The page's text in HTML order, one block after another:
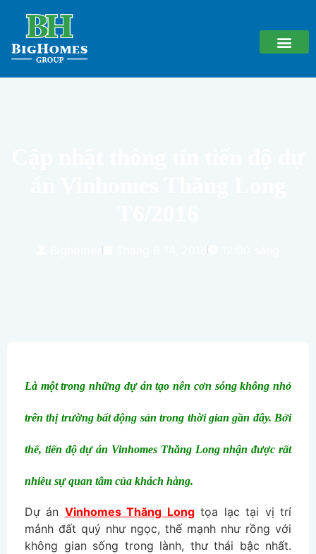
Là một trong những dự án tạo nên cơn sóng không nhỏ
trên thị trường bất động sản trong thời gian gần đây. Bởi
thế, tiến độ dự án Vinhomes Thăng Long nhận được rất
nhiều sự quan tâm của khách hàng.
Dự án Vinhomes Thăng Longtọa lạc tại vị trí
mảnh đất quý như ngọc, thế mạnh như rồng với
không gian sống trong lành, thư thái bậc nhất.